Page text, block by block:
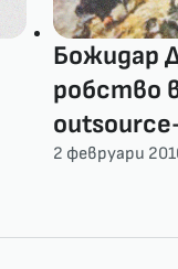
Божидар
робство
2 февруари